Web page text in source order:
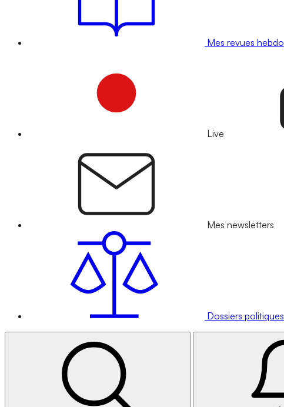
Mes revues hebdo
Live
Mes newsletters
Dossiers politiques